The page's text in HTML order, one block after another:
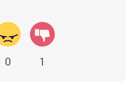
0 1